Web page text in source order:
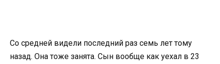
Со средней видели последний раз семь лет тому
назад. Она тоже занята. Сын вообще как уехал в 23